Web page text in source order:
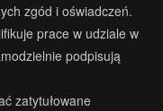
zgód i oświadczeń.
prace w udziale w
podpisują
zatytułowane